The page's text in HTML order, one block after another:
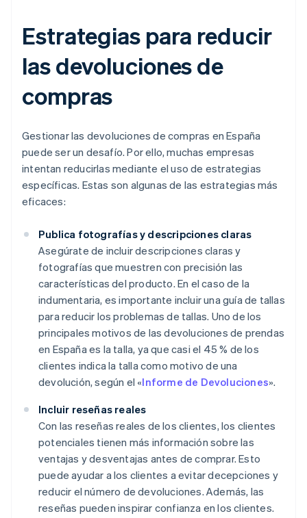
Estrategias para reducir
las devoluciones de
compras
Gestionar las devoluciones de compras en España
puede ser un desafío. Por ello, muchas empresas
intentan reducirlas mediante el uso de estrategias
específicas. Estas son algunas de las estrategias más
eficaces:
Publica fotografías y descripciones claras
Asegúrate de incluir descripciones claras y
fotografías que muestren con precisión las
características del producto. En el caso de la
indumentaria, es importante incluir una guía de tallas
para reducir los problemas de tallas. Uno de los
principales motivos de las devoluciones de prendas
en España es la talla, ya que casi el 45 % de los
clientes indica la talla como motivo de una
devolución, según el «Informe de Devoluciones».
Incluir reseñas reales
Con las reseñas reales de los clientes, los clientes
potenciales tienen más información sobre las
ventajas y desventajas antes de comprar. Esto
puede ayudar a los clientes a evitar decepciones y
reducir el número de devoluciones. Además, las
reseñas pueden inspirar confianza en los clientes.